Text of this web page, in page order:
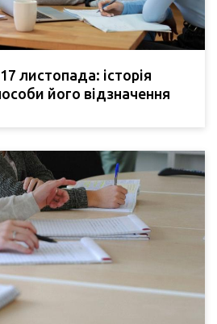
листопада: історія
його відзначення